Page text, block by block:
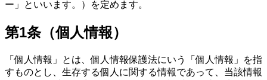
ー」といいます。）を定めます。
第1条（個人情報）
「個人情報」とは、個人情報保護法にいう「個人情報」を指
すものとし、生存する個人に関する情報であって、当該情報